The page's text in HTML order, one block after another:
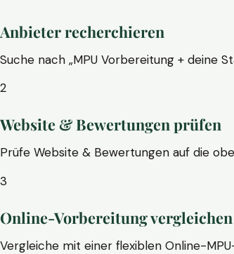
Anbieter recherchieren
Suche nach „MPU Vorbereitung + deine
2
Website & Bewertungen prüfen
Prüfe Website & Bewertungen auf die
3
Online-Vorbereitung vergleichen
Vergleiche mit einer flexiblen Online-